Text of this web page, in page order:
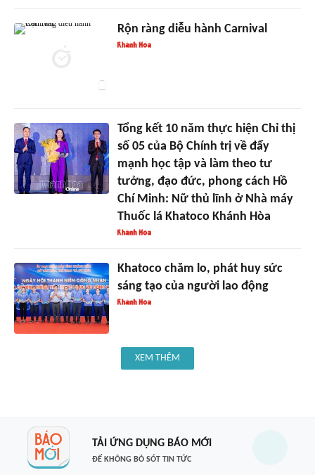
Rộn ràng diễu hành Carnival
Tổng kết 10 năm thực hiện Chỉ thị
số 05 của Bộ Chính trị về đẩy
mạnh học tập và làm theo tư
tưởng, đạo đức, phong cách Hồ
Chí Minh: Nữ thủ lĩnh ở Nhà máy
Thuốc lá Khatoco Khánh Hòa
Khatoco chăm lo, phát huy sức
sáng tạo của người lao động
XEM THÊM
TẢI ỨNG DỤNG BÁO MỚI
ĐỂ KHÔNG BỎ SÓT TIN TỨC